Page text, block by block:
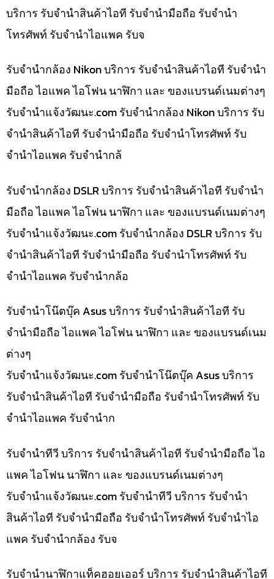
บริการ รับจำนำสินค้าไอที รับจำนำมือถือ รับจำนำ
โทรศัพท์ รับจำนำไอแพค รับจ
รับจำนำกล้อง Nikon บริการ รับจำนำสินค้าไอที รับจำนำ
มือถือ ไอแพค ไอโฟน นาฬิกา และ ของแบรนด์เนมต่างๆ
รับจํานําแจ้งวัฒนะ.com รับจำนำกล้อง Nikon บริการ รับ
จำนำสินค้าไอที รับจำนำมือถือ รับจำนำโทรศัพท์ รับ
จำนำไอแพค รับจำนำกล้
รับจำนำกล้อง DSLR บริการ รับจำนำสินค้าไอที รับจำนำ
มือถือ ไอแพค ไอโฟน นาฬิกา และ ของแบรนด์เนมต่างๆ
รับจํานําแจ้งวัฒนะ.com รับจำนำกล้อง DSLR บริการ รับ
จำนำสินค้าไอที รับจำนำมือถือ รับจำนำโทรศัพท์ รับ
จำนำไอแพค รับจำนำกล้อ
รับจำนำโน๊ตบุ๊ค Asus บริการ รับจำนำสินค้าไอที รับ
จำนำมือถือ ไอแพค ไอโฟน นาฬิกา และ ของแบรนด์เนม
ต่างๆ
รับจํานําแจ้งวัฒนะ.com รับจำนำโน๊ตบุ๊ค Asus บริการ
รับจำนำสินค้าไอที รับจำนำมือถือ รับจำนำโทรศัพท์ รับ
จำนำไอแพค รับจำนำก
รับจำนำทีวี บริการ รับจำนำสินค้าไอที รับจำนำมือถือ ไอ
แพค ไอโฟน นาฬิกา และ ของแบรนด์เนมต่างๆ
รับจํานําแจ้งวัฒนะ.com รับจำนำทีวี บริการ รับจำนำ
สินค้าไอที รับจำนำมือถือ รับจำนำโทรศัพท์ รับจำนำไอ
แพค รับจำนำกล้อง รับจ
รับจำนำนาฬิกาแท็คฮอยเออร์ บริการ รับจำนำสินค้าไอที